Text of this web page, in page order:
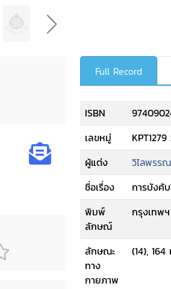
Full Record
ISBN
เลขหมู่
ผู้แต่ง
วิไลพรรณ
ชื่อเรื่อง
การบังคั
พิมพ์
ลักษณ์
กรุงเทพ
ลักษณะ
ทาง
กายภาพ
(14),